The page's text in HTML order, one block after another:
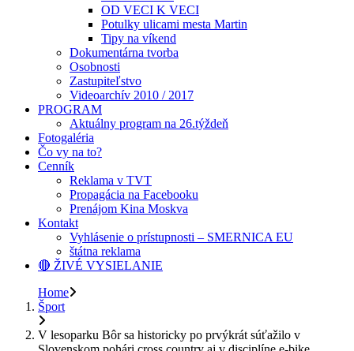
OD VECI K VECI
Potulky ulicami mesta Martin
Tipy na víkend
Dokumentárna tvorba
Osobnosti
Zastupiteľstvo
Videoarchív 2010 / 2017
PROGRAM
Aktuálny program na 26.týždeň
Fotogaléria
Čo vy na to?
Cenník
Reklama v TVT
Propagácia na Facebooku
Prenájom Kina Moskva
Kontakt
Vyhlásenie o prístupnosti – SMERNICA EU
štátna reklama
🔴 ŽIVÉ VYSIELANIE
Home
Šport
V lesoparku Bôr sa historicky po prvýkrát súťažilo v